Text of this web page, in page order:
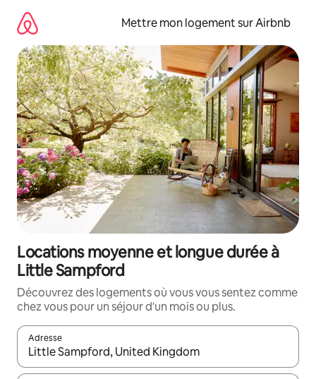
directement
contenu
Mettre mon logement sur Airbnb
Locations moyenne et longue durée à
Little Sampford
Découvrez des logements où vous vous sentez comme
chez vous pour un séjour d'un mois ou plus.
Adresse
Lorsque les résultats s'affichent, utilisez les flèches vers le